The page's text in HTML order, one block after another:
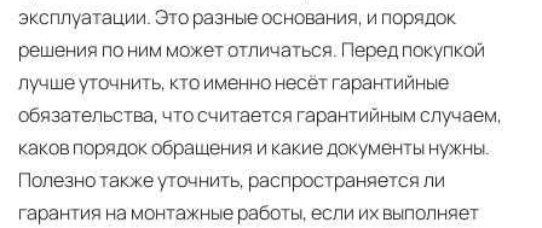
эксплуатации. Это разные основания, и порядок
решения по ним может отличаться. Перед покупкой
лучше уточнить, кто именно несёт гарантийные
обязательства, что считается гарантийным случаем,
каков порядок обращения и какие документы нужны.
Полезно также уточнить, распространяется ли
гарантия на монтажные работы, если их выполняет